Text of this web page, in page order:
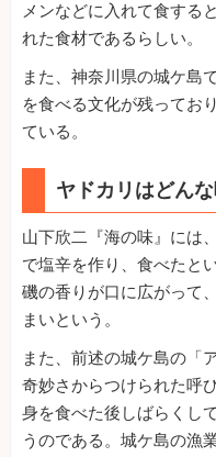
メンなどに入れて食する
れた食材であるらしい。
また、神奈川県の城ケ島
を食べる文化が残ってお
ている。
ヤドカリはどん
山下欣二『海の味』には
で塩辛を作り、食べたと
磯の香りが口に広がって
まいという。
また、前述の城ケ島の「
奇妙さからつけられた呼
身を食べた後しばらくし
うのである。城ケ島の漁